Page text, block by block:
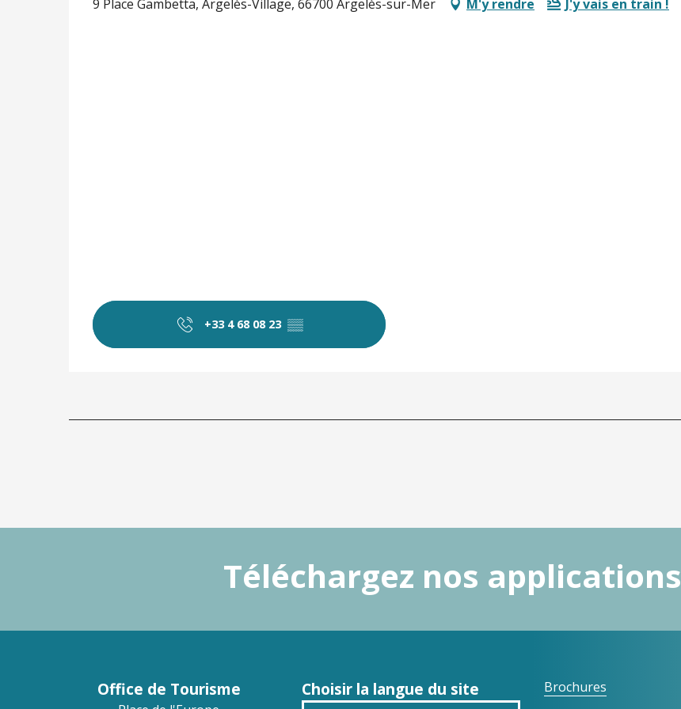
9 Place Gambetta, Argelès-Village, 66700 Argelès-sur-Mer M'y rendre J'y vais en train !
+33 4 68 08 23 ▒▒
Téléchargez nos applications
Office de Tourisme Choisir la langue du site Brochures